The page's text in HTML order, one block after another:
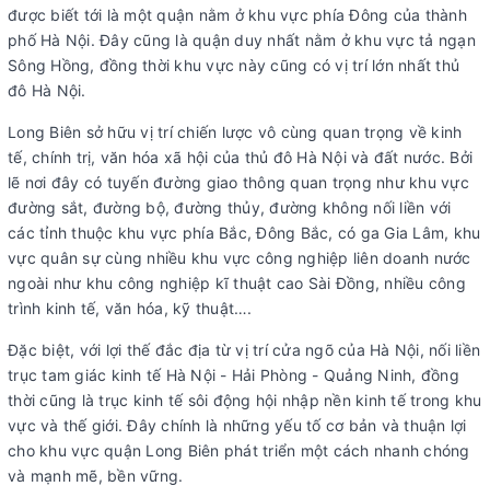
được biết tới là một quận nằm ở khu vực phía Đông của thành
phố Hà Nội. Đây cũng là quận duy nhất nằm ở khu vực tả ngạn
Sông Hồng, đồng thời khu vực này cũng có vị trí lớn nhất thủ
đô Hà Nội.
Long Biên sở hữu vị trí chiến lược vô cùng quan trọng về kinh
tế, chính trị, văn hóa xã hội của thủ đô Hà Nội và đất nước. Bởi
lẽ nơi đây có tuyến đường giao thông quan trọng như khu vực
đường sắt, đường bộ, đường thủy, đường không nối liền với
các tỉnh thuộc khu vực phía Bắc, Đông Bắc, có ga Gia Lâm, khu
vực quân sự cùng nhiều khu vực công nghiệp liên doanh nước
ngoài như khu công nghiệp kĩ thuật cao Sài Đồng, nhiều công
trình kinh tế, văn hóa, kỹ thuật….
Đặc biệt, với lợi thế đắc địa từ vị trí cửa ngõ của Hà Nội, nối liền
trục tam giác kinh tế Hà Nội - Hải Phòng - Quảng Ninh, đồng
thời cũng là trục kinh tế sôi động hội nhập nền kinh tế trong khu
vực và thế giới. Đây chính là những yếu tố cơ bản và thuận lợi
cho khu vực quận Long Biên phát triển một cách nhanh chóng
và mạnh mẽ, bền vững.